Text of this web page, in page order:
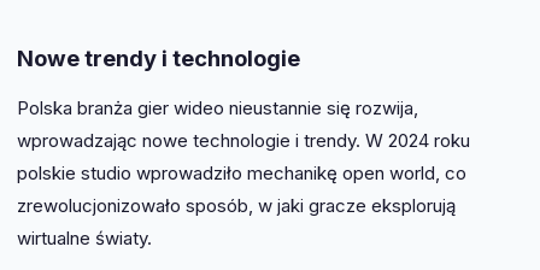
Nowe trendy i technologie
Polska branża gier wideo nieustannie się rozwija,
wprowadzając nowe technologie i trendy. W 2024 roku
polskie studio wprowadziło mechanikę open world, co
zrewolucjonizowało sposób, w jaki gracze eksplorują
wirtualne światy.